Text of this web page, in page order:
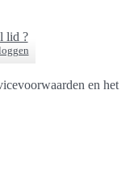
lid ?
en het